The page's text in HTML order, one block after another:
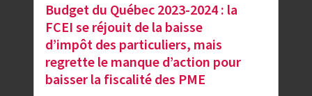
Budget du Québec 2023-2024 : la
FCEI se réjouit de la baisse
d’impôt des particuliers, mais
regrette le manque d’action pour
baisser la fiscalité des PME